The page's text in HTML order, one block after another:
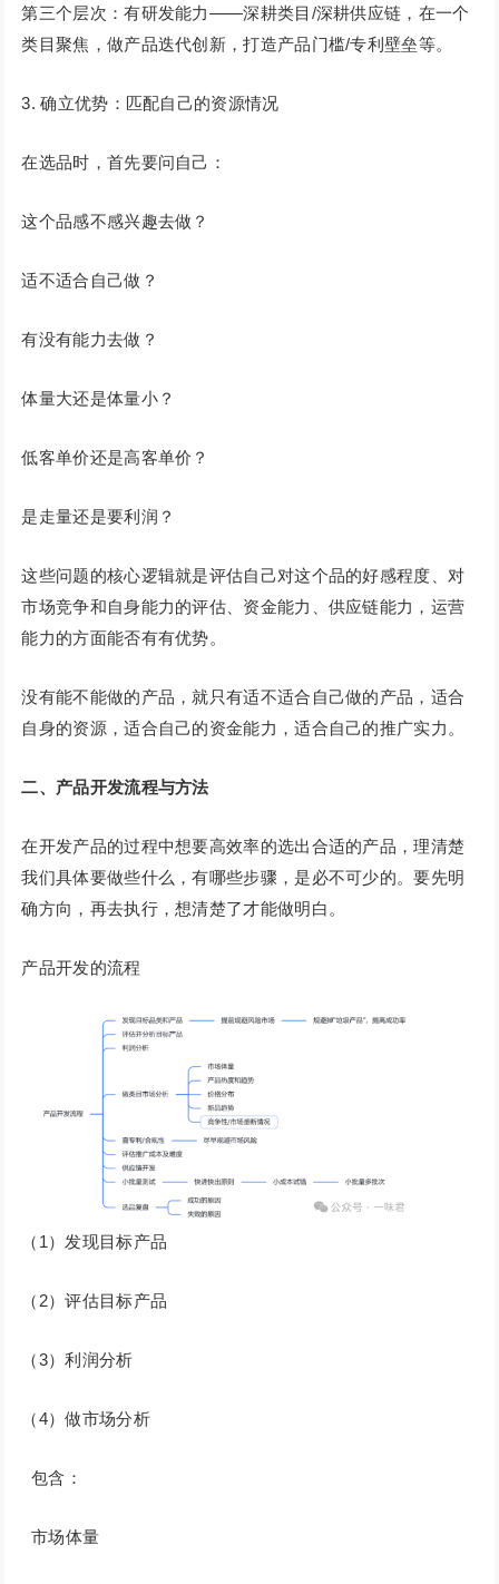
第三个层次：有研发能力——深耕类目/深耕供应链，在一个
类目聚焦，做产品迭代创新，打造产品门槛/专利壁垒等。
3. 确立优势：匹配自己的资源情况
在选品时，首先要问自己：
这个品感不感兴趣去做？
适不适合自己做？
有没有能力去做？
体量大还是体量小？
低客单价还是高客单价？
是走量还是要利润？
这些问题的核心逻辑就是评估自己对这个品的好感程度、对
市场竞争和自身能力的评估、资金能力、供应链能力，运营
能力的方面能否有有优势。
没有能不能做的产品，就只有适不适合自己做的产品，适合
自身的资源，适合自己的资金能力，适合自己的推广实力。
二、产品开发流程与方法
在开发产品的过程中想要高效率的选出合适的产品，理清楚
我们具体要做些什么，有哪些步骤，是必不可少的。要先明
确方向，再去执行，想清楚了才能做明白。
产品开发的流程
（1）发现目标产品
（2）评估目标产品
（3）利润分析
（4）做市场分析
包含：
市场体量